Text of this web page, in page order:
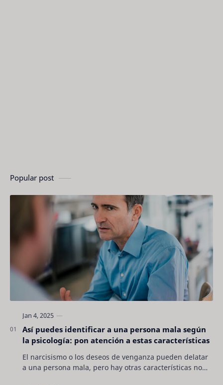
Popular post
Así puedes identificar a una persona mala según
la psicología: pon atención a estas características
El narcisismo o los deseos de venganza pueden delatar
a una persona mala, pero hay otras características no